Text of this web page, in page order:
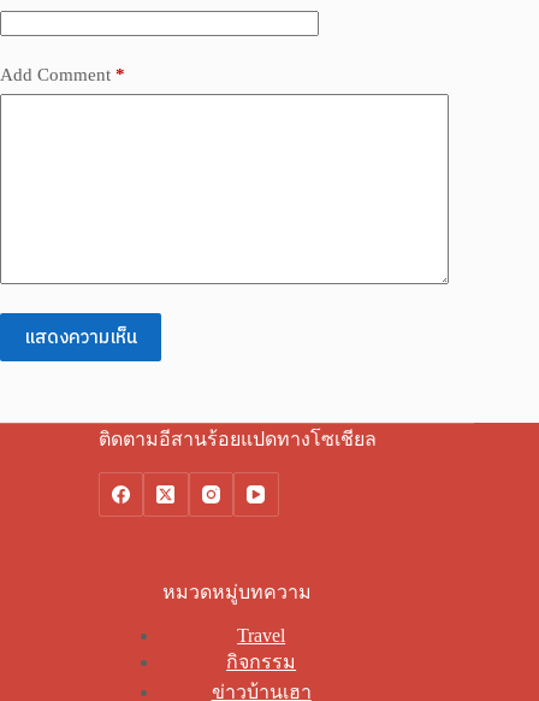
Add Comment *
แสดงความเห็น
ติดตามอีสานร้อยแปดทางโซเชียล
หมวดหมู่บทความ
Travel
กิจกรรม
ข่าวบ้านเฮา